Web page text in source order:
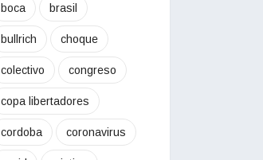
boca brasil
bullrich choque
colectivo congreso
copa libertadores
cordoba coronavirus